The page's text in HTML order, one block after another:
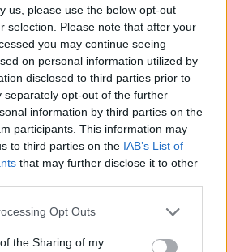
us, please use the below opt-out
selection. Please note that after your
you may continue seeing
on personal information utilized by
disclosed to third parties prior to
separately opt-out of the further
information by third parties on the
participants. This information may
to third parties on the IAB’s List of
that may further disclose it to other
app uses one or more Google
or usage behaviour. You may click to
Opt Outs
the Sharing of my